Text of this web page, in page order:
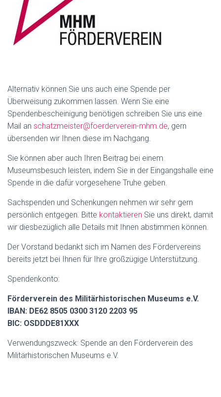
Alternativ können Sie uns auch eine Spende per
Überweisung zukommen lassen. Wenn Sie eine
Spendenbescheinigung benötigen schreiben Sie uns eine
Mail an schatzmeister@foerderverein-mhm.de, gern
übersenden wir Ihnen diese im Nachgang.
Sie können aber auch Ihren Beitrag bei einem
Museumsbesuch leisten, indem Sie in der Eingangshalle eine
Spende in die dafür vorgesehene Truhe geben.
Sachspenden und Schenkungen nehmen wir sehr gern
persönlich entgegen. Bitte kontaktieren Sie uns direkt, damit
wir diesbezüglich alle Details mit Ihnen abstimmen können.
Der Vorstand bedankt sich im Namen des Fördervereins
bereits jetzt bei Ihnen für Ihre großzügige Unterstützung.
Spendenkonto:
Förderverein des Militärhistorischen Museums e.V.
IBAN: DE62 8505 0300 3120 2203 95
BIC: OSDDDE81XXX
Verwendungszweck: Spende an den Förderverein des
Militärhistorischen Museums e.V.